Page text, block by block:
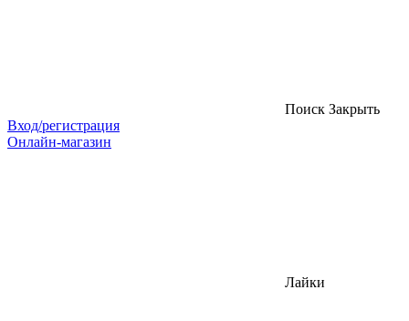
Поиск Закрыть
Вход/регистрация
Онлайн-магазин
Лайки